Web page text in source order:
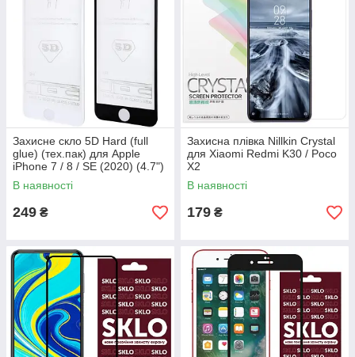
Захисне скло 5D Hard (full
glue) (тех.пак) для Apple
iPhone 7 / 8 / SE (2020) (4.7")
В наявності
249 ₴
Захисна плівка Nillkin Crystal
для Xiaomi Redmi K30 / Poco
X2
В наявності
179 ₴